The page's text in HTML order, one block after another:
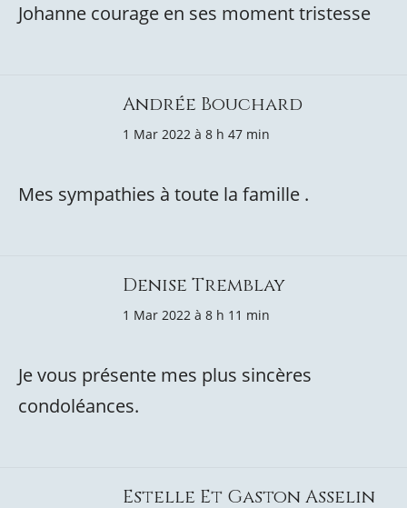
Johanne courage en ses moment tristesse
Andrée Bouchard
1 Mar 2022 à 8 h 47 min
Mes sympathies à toute la famille .
Denise Tremblay
1 Mar 2022 à 8 h 11 min
Je vous présente mes plus sincères
condoléances.
Estelle Et Gaston Asselin